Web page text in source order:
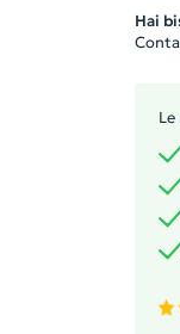
per
mm.
Hai
Le